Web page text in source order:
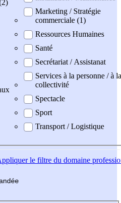
Marketing / Stratégie
commerciale (1)
Ressources Humaines
Santé
Secrétariat / Assistanat
Services à la personne / à la
collectivité
Spectacle
Sport
Transport / Logistique
le filtre du domaine